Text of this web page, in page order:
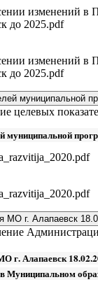
изменений
до 2025.pdf
изменений
до 2025.pdf
муниципальной
целевых
муниципальной
МО г. Алапаевск
г. Алапаевск
Муниципальном